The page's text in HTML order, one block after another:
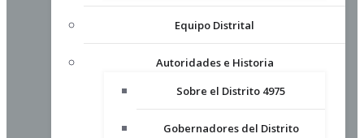
Equipo Distrital
Autoridades e Historia
Sobre el Distrito 4975
Gobernadores del Distrito